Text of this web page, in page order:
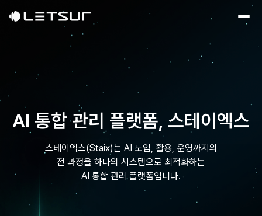
AI 통합 관리 플랫폼, 스테이엑스
스테이엑스(Staix)는 AI 도입, 활용, 운영까지의
전 과정을 하나의 시스템으로 최적화하는
AI 통합 관리 플랫폼입니다.